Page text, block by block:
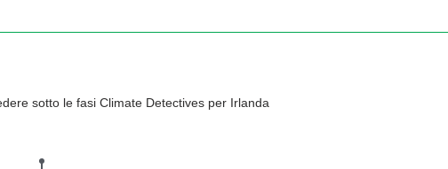
sotto le fasi Climate Detectives per Irlanda